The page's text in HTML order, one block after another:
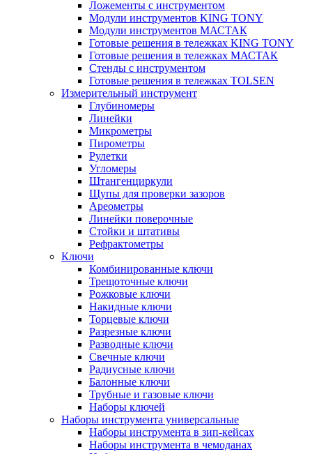
Ложементы с инструментом
Модули инструментов KING TONY
Модули инструментов МАСТАК
Готовые решения в тележках KING TONY
Готовые решения в тележках МАСТАК
Стенды с инструментом
Готовые решения в тележках TOLSEN
Измерительный инструмент
Глубиномеры
Линейки
Микрометры
Пирометры
Рулетки
Угломеры
Штангенциркули
Щупы для проверки зазоров
Ареометры
Линейки поверочные
Стойки и штативы
Рефрактометры
Ключи
Комбинированные ключи
Трещоточные ключи
Рожковые ключи
Накидные ключи
Торцевые ключи
Разрезные ключи
Разводные ключи
Свечные ключи
Радиусные ключи
Балонные ключи
Трубные и газовые ключи
Наборы ключей
Наборы инструмента универсальные
Наборы инструмента в зип-кейсах
Наборы инструмента в чемоданах